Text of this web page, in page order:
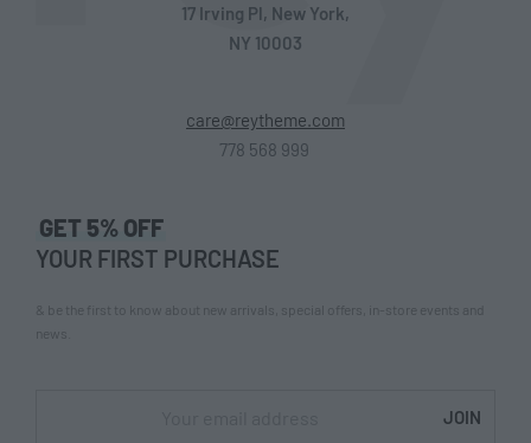
17 Irving Pl, New York,
NY 10003
care@reytheme.com
778 568 999
GET 5% OFF
YOUR FIRST PURCHASE
& be the first to know about new arrivals, special offers, in-store events and
news.